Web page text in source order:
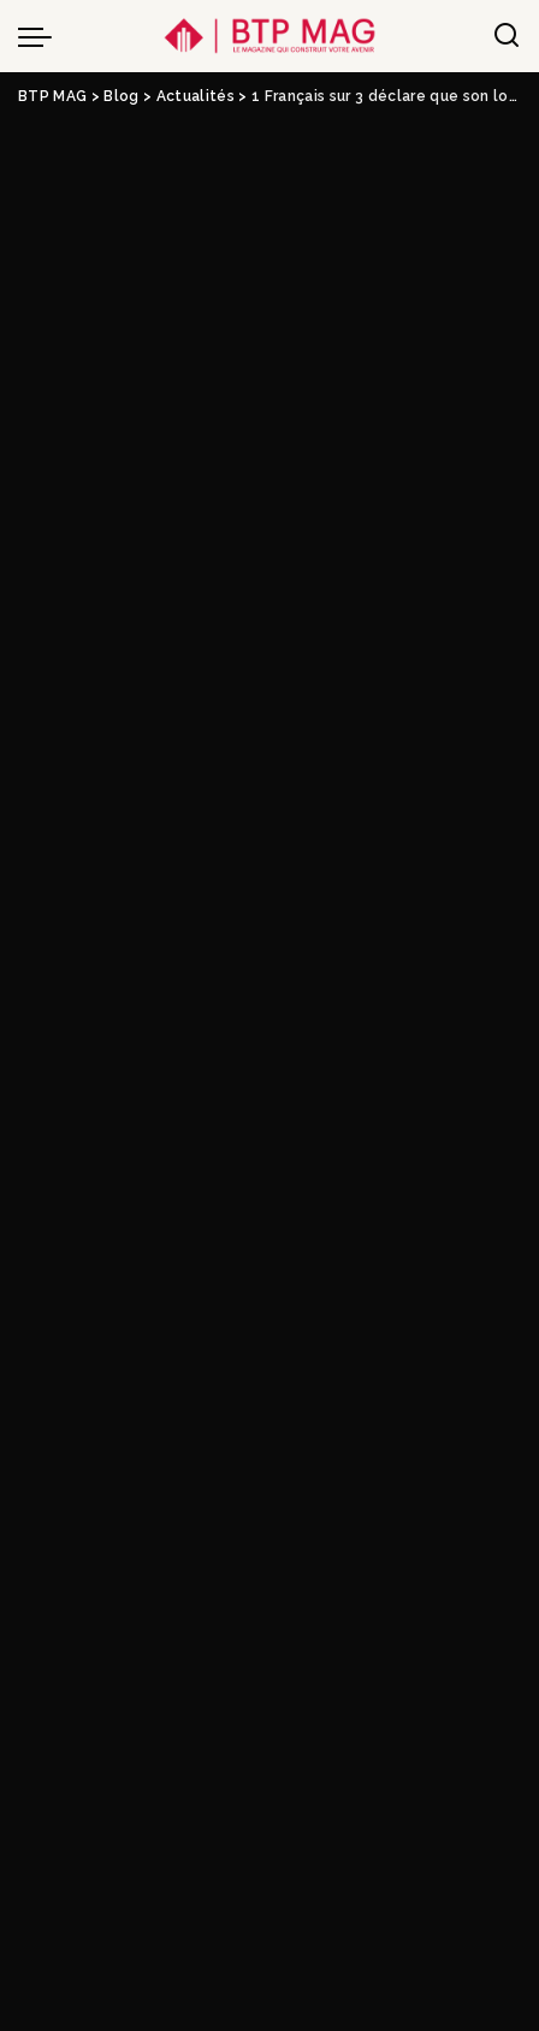
BTP MAG > Blog > Actualités > 1 Français sur 3 déclare que son logement n’est pas adapté aux fortes chaleurs de l’été